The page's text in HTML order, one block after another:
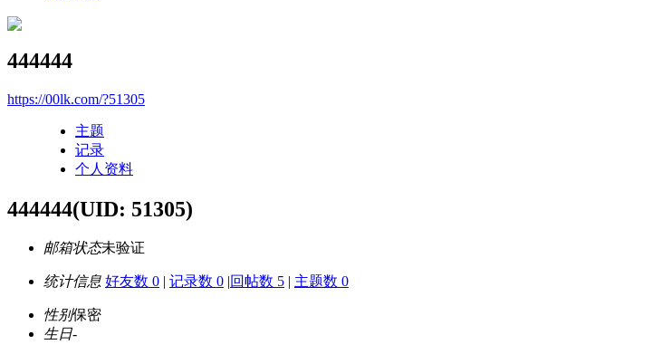
444444
https://00lk.com/?51305
主题
记录
个人资料
444444(UID: 51305)
邮箱状态未验证
统计信息 好友数 0 | 记录数 0 |回帖数 5 | 主题数 0
性别保密
生日-